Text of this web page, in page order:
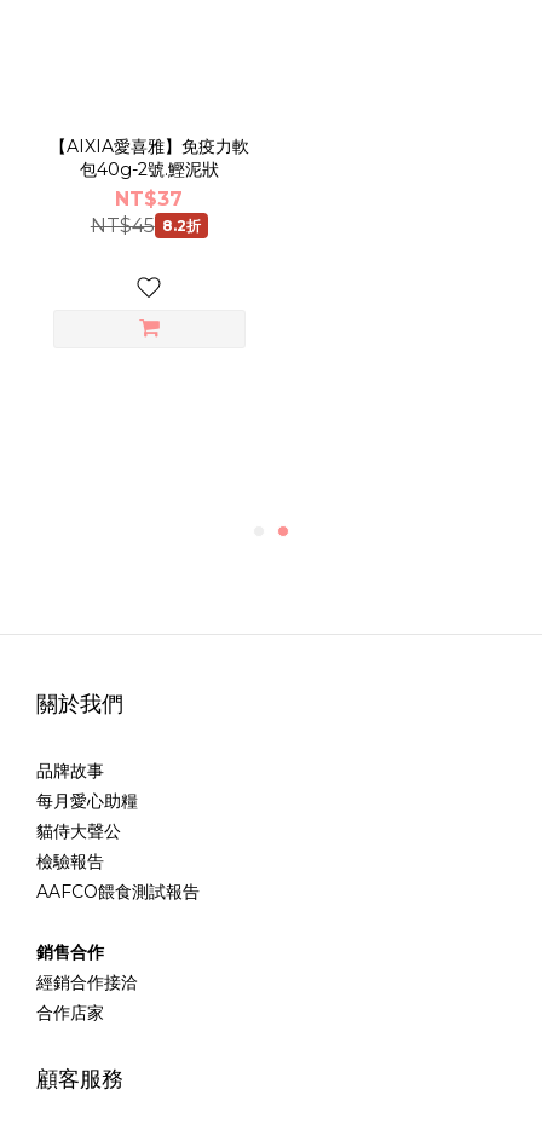
【AIXIA愛喜雅】免疫力軟
包40g-2號.鰹泥狀
NT$37
NT$45 8.2折
關於我們
品牌故事
每月愛心助糧
貓侍大聲公
檢驗報告
AAFCO餵食測試報告
銷售合作
經銷合作接洽
合作店家
顧客服務